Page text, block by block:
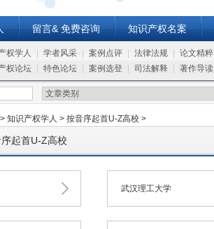
留言& 免费咨询 知识产权名案
权学人 学者风采 案例点评 法律法规 论文精粹
权论坛 特色论坛 案例选登 司法解释 著作导读
> 知识产权学人 > 按音序起首U-Z高校 >
起首U-Z高校
武汉理工大学